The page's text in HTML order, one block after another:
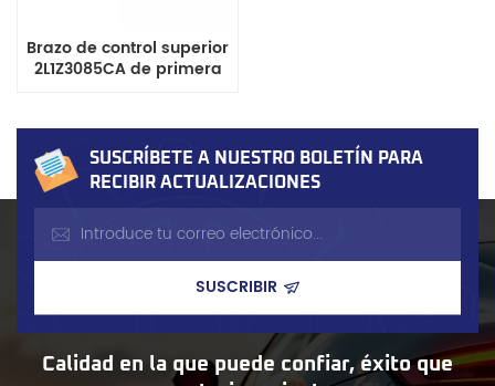
Brazo de control superior
2L1Z3085CA de primera
Ford
SUSCRÍBETE A NUESTRO BOLETÍN PARA
RECIBIR ACTUALIZACIONES
Calidad en la que puede confiar, éxito que